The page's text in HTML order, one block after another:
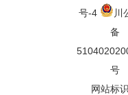
号-4
川
备
号
网站标